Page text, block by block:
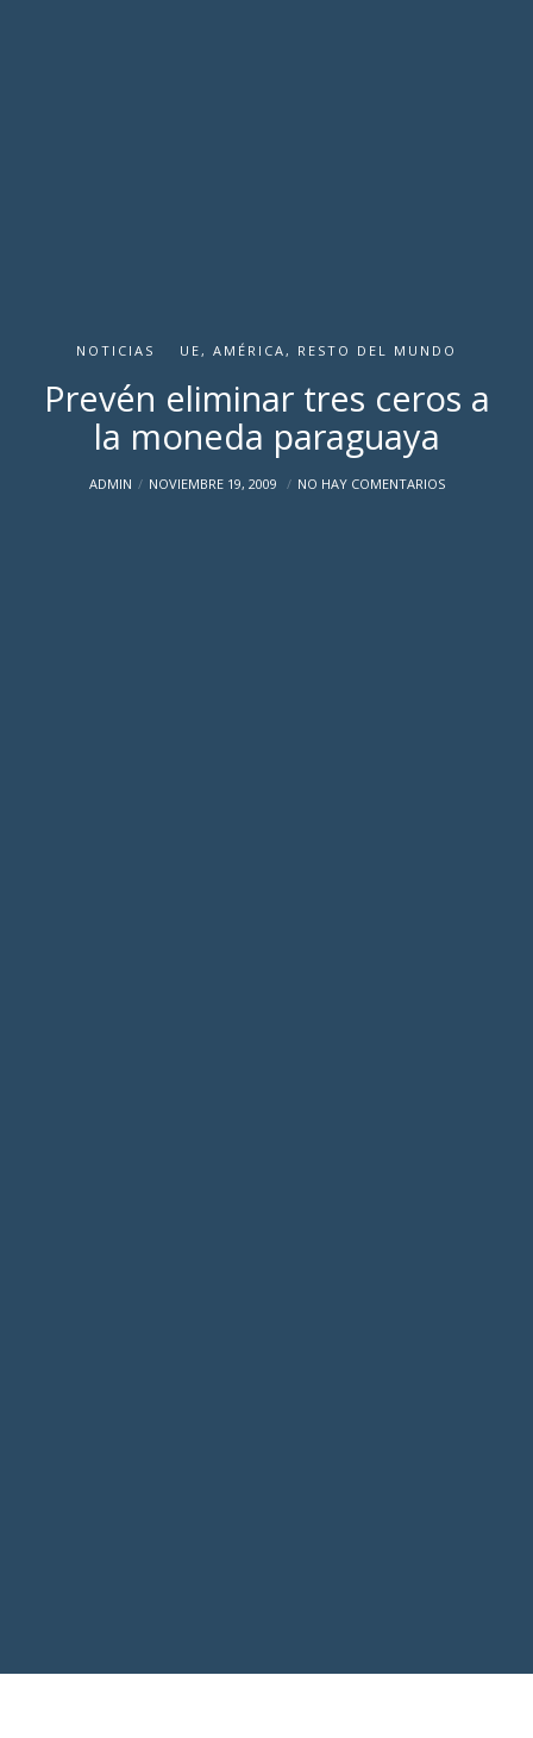
NOTICIAS UE, AMÉRICA, RESTO DEL MUNDO
Prevén eliminar tres ceros a
la moneda paraguaya
ADMIN NOVIEMBRE 19, 2009 NO HAY COMENTARIOS